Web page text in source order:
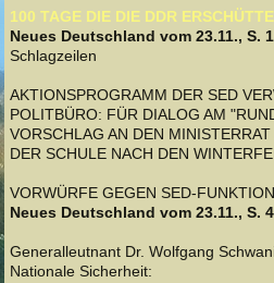
100 TAGE DIE DIE DDR
Neues Deutschland vom 23.11., S. 1
Schlagzeilen
AKTIONSPROGRAMM DER SED
POLITBÜRO: FÜR DIALOG AM
VORSCHLAG AN DEN
DER SCHULE NACH DEN
VORWÜRFE GEGEN SED-
Neues Deutschland vom 23.11., S. 4
Generalleutnant Dr. Wolfgang
Nationale Sicherheit: